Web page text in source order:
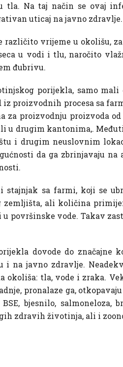
tla. Na taj način se ovaj
uticaj na javno zdravlje.
različito vrijeme u okolišu,
u vodi i tlu, naročito
đubrivu.
porijekla, samo
iz proizvodnih procesa sa
za proizvodnju proizvoda
u drugim kantonima,.
i drugim neuslovnim
da ga zbrinjavaju
stajnjak sa farmi, koji se
ali količina
površinske vode. Takav
dovode do značajne
na javno zdravlje.
tla, vode i zraka.
pronalaze ga,
bjesnilo, salmoneloza,
zdravih životinja, ali i